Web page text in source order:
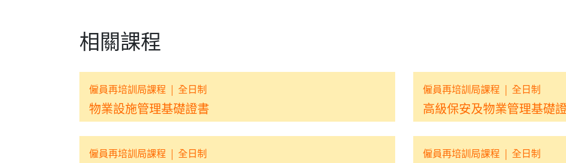
相關課程
僱員再培訓局課程 | 全日制
物業設施管理基礎證書
僱員再培訓局課程 | 全日制
高級保安及物業管理基礎
僱員再培訓局課程 | 全日制 僱員再培訓局課程 | 全日制